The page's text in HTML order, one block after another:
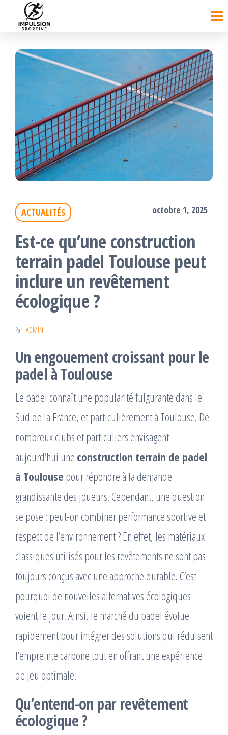
contenu
ACTUALITÉS octobre 1, 2025
Est-ce qu’une construction
terrain padel Toulouse peut
inclure un revêtement
écologique ?
Par ADMIN
Un engouement croissant pour le
padel à Toulouse
Le padel connaît une popularité fulgurante dans le
Sud de la France, et particulièrement à Toulouse. De
nombreux clubs et particuliers envisagent
aujourd’hui une construction terrain de padel
à Toulouse pour répondre à la demande
grandissante des joueurs. Cependant, une question
se pose : peut-on combiner performance sportive et
respect de l’environnement ? En effet, les matériaux
classiques utilisés pour les revêtements ne sont pas
toujours conçus avec une approche durable. C’est
pourquoi de nouvelles alternatives écologiques
voient le jour. Ainsi, le marché du padel évolue
rapidement pour intégrer des solutions qui réduisent
l’empreinte carbone tout en offrant une expérience
de jeu optimale.
Qu’entend-on par revêtement
écologique ?